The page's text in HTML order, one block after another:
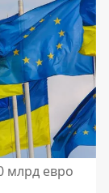
млрд евро